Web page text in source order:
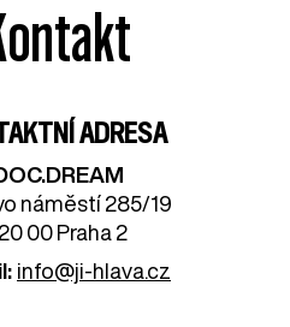
ADRESA
náměstí 285/19
00 Praha 2
info@ji-hlava.cz